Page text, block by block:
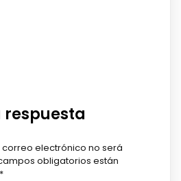
respuesta
electrónico no será
obligatorios están
*